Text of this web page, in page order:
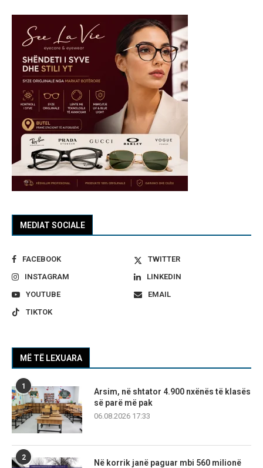
MEDIAT SOCIALE
FACEBOOK
TWITTER
INSTAGRAM
LINKEDIN
YOUTUBE
EMAIL
TIKTOK
MË TË LEXUARA
1
Arsim, në shtator 4.900 nxënës të klasës
së parë më pak
06.08.2026 17:33
2
Në korrik janë paguar mbi 560 milionë